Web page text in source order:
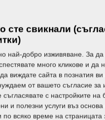
в областта на
на клиентите,
Farmet, фокусирана
сте свикнали
най-добро изживяване. За
много кликове и да
виждате сайта в познатия ви
от вашето съгласие за
с настройките на
и полезни услуги въз
всяко време на страницата